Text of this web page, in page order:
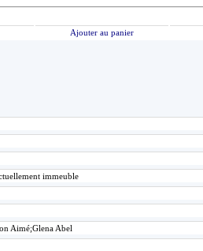
Ajouter au panier
immeuble
Aimé;Glena Abel